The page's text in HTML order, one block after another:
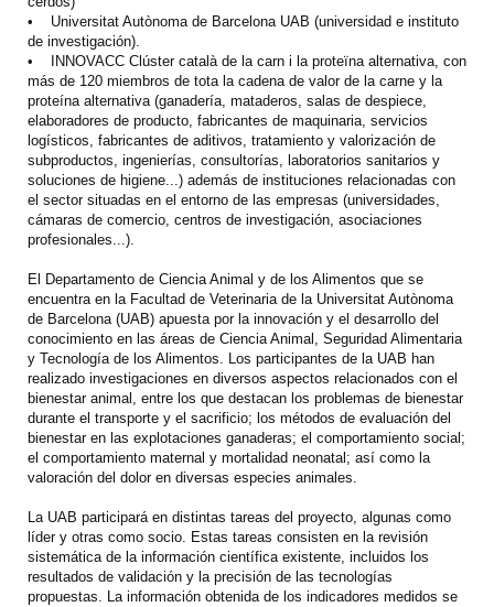
• Universitat Autònoma de Barcelona UAB (universidad e instituto
de investigación).
• INNOVACC Clúster català de la carn i la proteïna alternativa, con
más de 120 miembros de tota la cadena de valor de la carne y la
proteína alternativa (ganadería, mataderos, salas de despiece,
elaboradores de producto, fabricantes de maquinaria, servicios
logísticos, fabricantes de aditivos, tratamiento y valorización de
subproductos, ingenierías, consultorías, laboratorios sanitarios y
soluciones de higiene...) además de instituciones relacionadas con
el sector situadas en el entorno de las empresas (universidades,
cámaras de comercio, centros de investigación, asociaciones
profesionales...).
El Departamento de Ciencia Animal y de los Alimentos que se
encuentra en la Facultad de Veterinaria de la Universitat Autònoma
de Barcelona (UAB) apuesta por la innovación y el desarrollo del
conocimiento en las áreas de Ciencia Animal, Seguridad Alimentaria
y Tecnología de los Alimentos. Los participantes de la UAB han
realizado investigaciones en diversos aspectos relacionados con el
bienestar animal, entre los que destacan los problemas de bienestar
durante el transporte y el sacrificio; los métodos de evaluación del
bienestar en las explotaciones ganaderas; el comportamiento social;
el comportamiento maternal y mortalidad neonatal; así como la
valoración del dolor en diversas especies animales.
La UAB participará en distintas tareas del proyecto, algunas como
líder y otras como socio. Estas tareas consisten en la revisión
sistemática de la información científica existente, incluidos los
resultados de validación y la precisión de las tecnologías
propuestas. La información obtenida de los indicadores medidos se